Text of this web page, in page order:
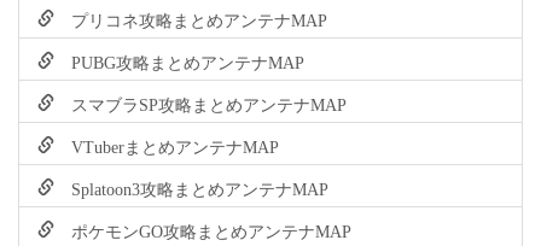
プリコネ攻略まとめアンテナMAP
PUBG攻略まとめアンテナMAP
スマブラSP攻略まとめアンテナMAP
VTuberまとめアンテナMAP
Splatoon3攻略まとめアンテナMAP
ポケモンGO攻略まとめアンテナMAP